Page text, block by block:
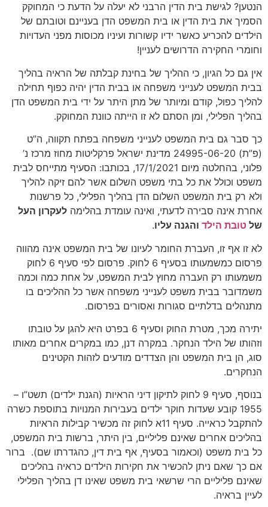
הנטען? לגישת בית הדין הרבני לא יעלה על הדעת כי המחוקק
הסמיך את בית הדין או בית המשפט הדן בעניינם וטובתם של
הילדים להכריע כאשר ידיו קשורות ועיניו מכוסות מפני העדויות
וחומרי החקירה הדרושים לעניין!
אין גם כל הגיון, כי ההליך של בחינת קבלתה של הראיה בהליך
בבית המשפט לענייני משפחה או בבית הדין יהיה כפוף תחילה
להליך כפול, קודם ומיותר של מתן היתר על ידי בית המשפט הדן
בהליך הפלילי, ומן הסתם לא זו הייתה כוונת המחוקק.
כך סבר גם בית המשפט לענייני משפחה בפתח תקווה, ה”ט
(פ”ת) 24995-06-20 מדינת ישראל פרקליטות מחוז מרכז נ’
פלוני, בהחלטה מיום 17/1/2021, בכותבו: הסעיף מתייחס לבית
משפט וכולל את כל בתי משפט השלום אשר להם זיקה להליך
ולא רק בית המשפט השלום הדן בהליך הפלילי, כל פרשנות
אחרת אינה סבירה לדעתי, ואינה עומדת בהלימה לעקרון העל
של טובת הילד והגנה עליו.
לא זו אף זו, העברת החומר לעיונו של בית המשפט אינה מהווה
פרסום כמשמעותו בסעיף 6 לחוק. פרסום לפי סעיף 6 לחוק
משמעותו רק העברה מחוץ לבית המשפט, על אחת כמה וכמה
משמדובר בבית משפט לענייני משפחה אשר כל ההליכים בו
מתנהלים בדלתיים סגורות ואסורים בפרסום.
יתירה מכך, מטרת החוק וסעיף 6 בפרט היא להגן על טובתו
וזהותו של הילד הנחקר. במקרה דנן, כמו במקרים אחרים מאותו
סוג, הן בית המשפט והן הצדדים מודעים לזהות הקטינים
הנחקרים.
בנוסף, סעיף 9 לחוק לתיקון דיני הראיות (הגנת ילדים) תשט”ו –
1955 קובע שעדות חוקר ילדים בעבירות המנויות בתוספת כשרה
להתקבל כראייה. סעיף 11א לחוק זה מכשיר קבילות הראיות
בהליכים אחרים שאינם פליליים, בין היתר, ברשות בית המשפט,
כל בית משפט (וכאמור בסעיף, אף בית דין, כהגדרתו שם). ברור
אם כך שאם ניתן להכשיר את חקירות הילדים כראיה בהליכים
שאינם פליליים הרי שרשאי בית משפט שאינו דן בהליך הפלילי
לעיין בראיה.